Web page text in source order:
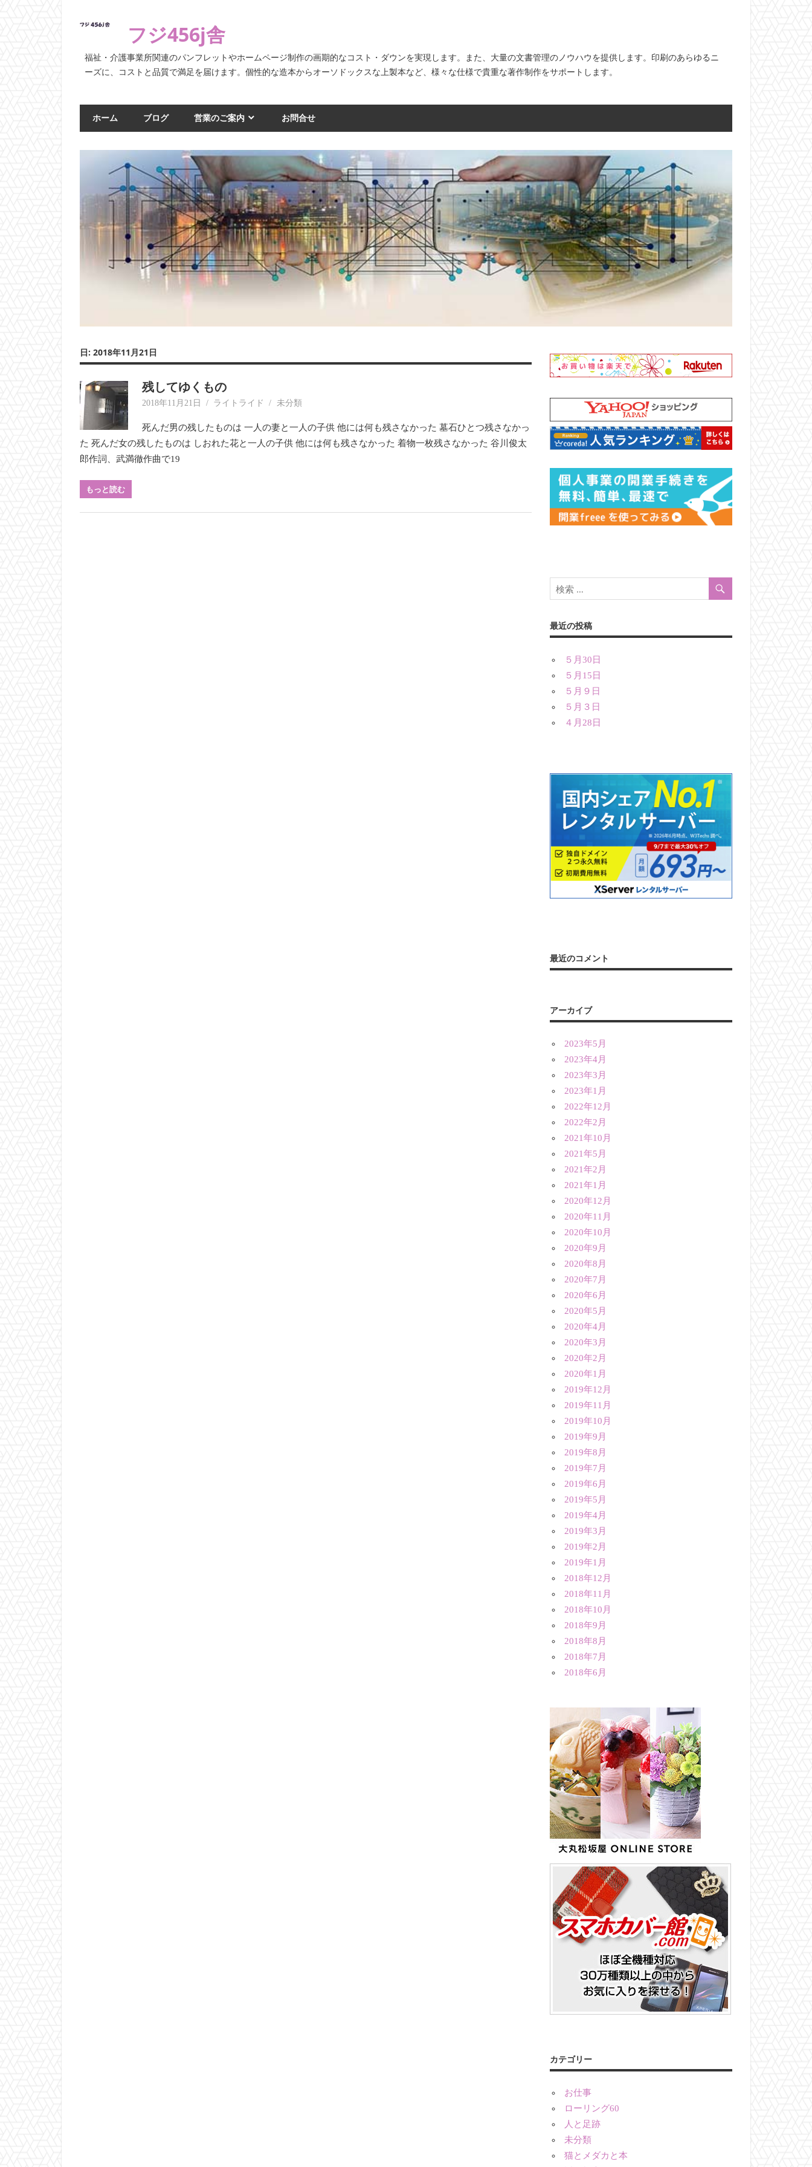
フジ456j舎
福祉・介護事業所関連のパンフレットやホームページ制作の画期的なコスト・ダウンを実現します。また、大量の文書管理のノウハウを提供します。印刷のあらゆるニ
ーズに、コストと品質で満足を届けます。個性的な造本からオーソドックスな上製本など、様々な仕様で貴重な著作制作をサポートします。
ホーム ブログ 営業のご案内 お問合せ
日: 2018年11月21日
残してゆくもの
2018年11月21日 ライトライド 未分類
死んだ男の残したものは 一人の妻と一人の子供 他には何も残さなかった 墓石ひとつ残さなかっ
た 死んだ女の残したものは しおれた花と一人の子供 他には何も残さなかった 着物一枚残さなかった 谷川俊太
郎作詞、武満徹作曲で19
もっと読む
最近の投稿
５月30日
５月15日
５月９日
５月３日
４月28日
最近のコメント
アーカイブ
2023年5月
2023年4月
2023年3月
2023年1月
2022年12月
2022年2月
2021年10月
2021年5月
2021年2月
2021年1月
2020年12月
2020年11月
2020年10月
2020年9月
2020年8月
2020年7月
2020年6月
2020年5月
2020年4月
2020年3月
2020年2月
2020年1月
2019年12月
2019年11月
2019年10月
2019年9月
2019年8月
2019年7月
2019年6月
2019年5月
2019年4月
2019年3月
2019年2月
2019年1月
2018年12月
2018年11月
2018年10月
2018年9月
2018年8月
2018年7月
2018年6月
カテゴリー
お仕事
ローリング60
人と足跡
未分類
猫とメダカと本